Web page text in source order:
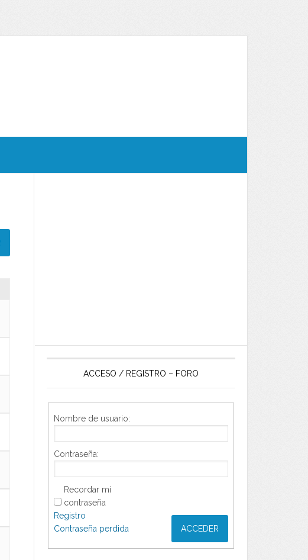
ACCESO / REGISTRO – FORO
Nombre de usuario:
Contraseña:
Recordar mi
contraseña
ACCEDER
Registro
Contraseña perdida